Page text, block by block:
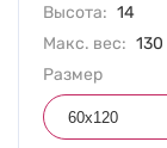
Высота: 14
Макс. вес: 130
Размер